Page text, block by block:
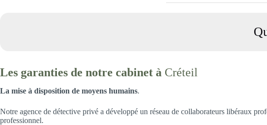
Les garanties de notre cabinet à Créteil
La mise à disposition de moyens humains.
Notre agence de détective privé a développé un réseau de collaborateurs libéraux
professionnel.